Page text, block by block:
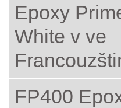
Epoxy
White v ve
FP400